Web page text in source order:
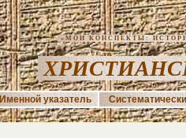
«МОИ КОНСПЕКТЫ:
Именной указатель